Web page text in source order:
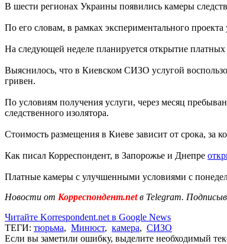
В шести регионах Украины появились камеры
По его словам, в рамках экспериментального
На следующей неделе планируется открытие
Выяснилось, что в Киевском СИЗО услугой
гривен.
По условиям получения услуги, через месяц
следственного изолятора.
Стоимость размещения в Киеве зависит от срока, за
Как писал Корреспондент, в Запорожье и Днепре
Платные камеры с улучшенными условиями с
Новости от Корреспондент.netв Telegram.
Читайте Korrespondent.net в Google News
ТЕГИ: тюрьма, Минюст, камера, СИЗО
Если вы заметили ошибку, выделите необходимый